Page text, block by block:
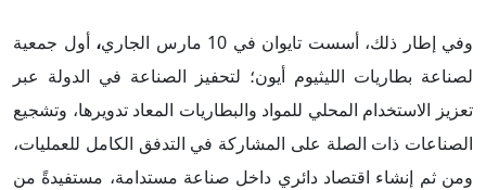
وفي إطار ذلك، أسست تايوان في 10 مارس الجاري ، أول جمعية
لصناعة بطاريات الليثيوم أيون؛ لتحفيز الصناعة في الدولة عبر
تعزيز الاستخدام المحلي للمواد والبطاريات المعاد تدويرها، وتشجيع
الصناعات ذات الصلة على المشاركة في التدفق الكامل للعمليات،
ومن ثم إنشاء اقتصاد دائري داخل صناعة مستدامة، مستفيدةً من